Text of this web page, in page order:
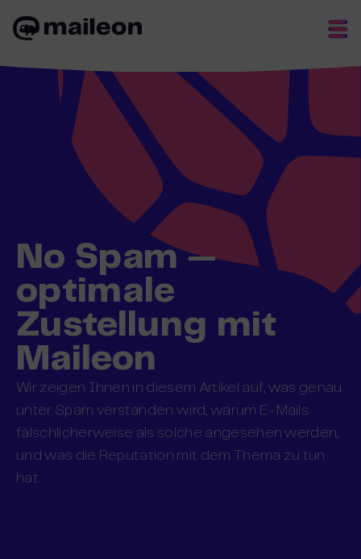
No Spam —
optimale
Zustellung mit
Maileon
Wir zeigen Ihnen in diesem Artikel auf, was genau
unter Spam verstanden wird, warum E-Mails
fälschlicherweise als solche angesehen werden,
und was die Reputation mit dem Thema zu tun
hat.